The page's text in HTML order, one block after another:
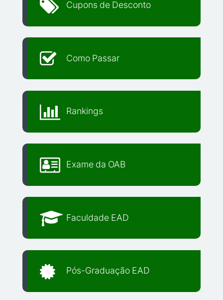
Cupons de Desconto
Como Passar
Rankings
Exame da OAB
Faculdade EAD
Pós-Graduação EAD